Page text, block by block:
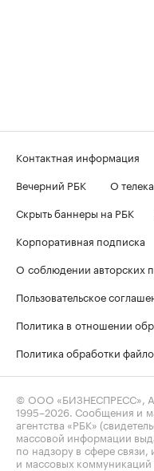
Контактная информация
Вечерний РБК
О
Скрыть баннеры на РБК
Корпоративная подписка
О соблюдении авторских
Пользовательское
Политика в отношении
Политика обработки
© ООО «БИЗНЕСПРЕСС»,
1995–2026 . Сообщения и
агентства «РБК»
массовой информации
по надзору в сфере
и массовых коммуникаций